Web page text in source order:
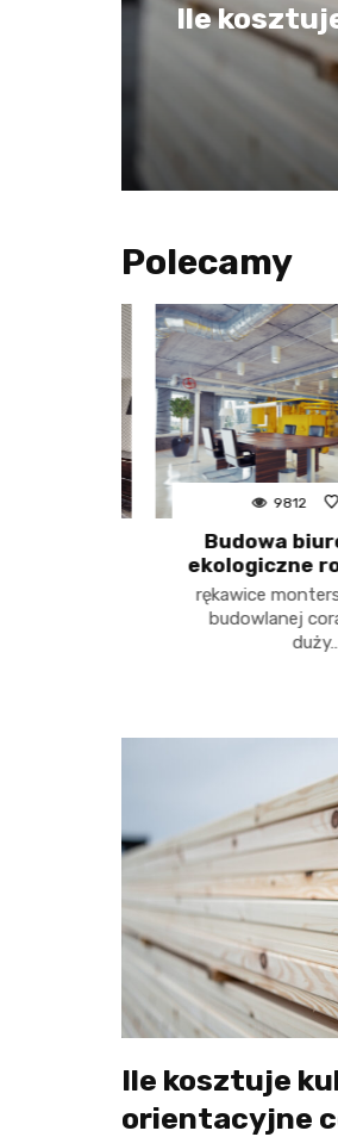
Ile
Polecamy
9812
Budowa
ekologiczne
rękawice
budowlanej coraz
duży…
Ile kosztuje
orientacyjne